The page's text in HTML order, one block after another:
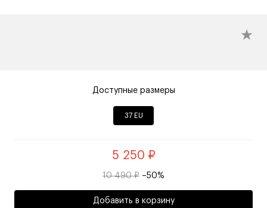
Доступные размеры
37 EU
5 250 ₽
10 490 ₽ –50%
Добавить в корзину